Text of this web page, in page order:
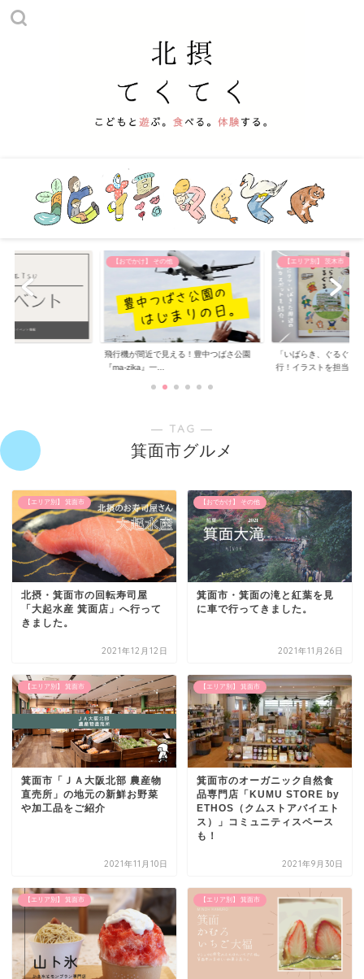
【おでかけ】 その他
飛行機が間近で見える！豊中つばさ公園
『ma-zika』一...
【エリア別】 茨木市
「いばらき、ぐるぐる
行！イラストを担当...
― TAG ―
箕面市グルメ
【エリア別】 箕面市
北摂・箕面市の回転寿司屋
「大起水産 箕面店」へ行って
きました。
2021年12月12日
【おでかけ】 その他
箕面市・箕面の滝と紅葉を見
に車で行ってきました。
2021年11月26日
【エリア別】 箕面市
箕面市「ＪＡ大阪北部 農産物
直売所」の地元の新鮮お野菜
や加工品をご紹介
2021年11月10日
【エリア別】 箕面市
箕面市のオーガニック自然食
品専門店「KUMU STORE by
ETHOS（クムストアバイエト
ス）」コミュニティスペース
も！
2021年9月30日
【エリア別】 箕面市 【エリア別】 箕面市